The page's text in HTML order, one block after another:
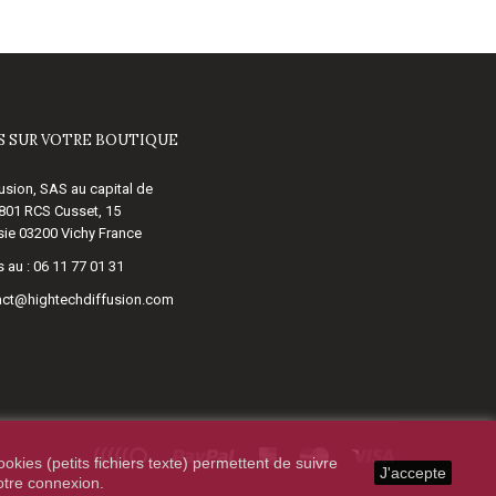
SUR VOTRE BOUTIQUE
SAS au capital de
RCS Cusset, 15
03200 Vichy France
au : 06 11 77 01 31
(petits fichiers texte) permettent de suivre
connexion.
J'accepte